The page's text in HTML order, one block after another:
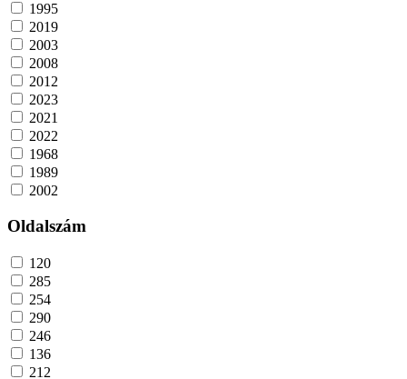
1995
2019
2003
2008
2012
2023
2021
2022
1968
1989
2002
Oldalszám
120
285
254
290
246
136
212